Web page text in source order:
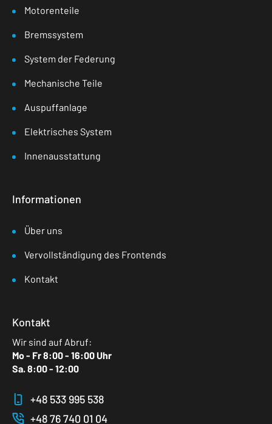
Motorenteile
Bremssystem
System der Federung
Mechanische Teile
Auspuffanlage
Elektrisches System
Innenausstattung
Informationen
Über uns
Vervollständigung des Frontends
Kontakt
Kontakt
Wir sind auf Abruf:
Mo - Fr 8:00 - 16:00 Uhr
Sa. 8:00 - 12:00
+48 533 995 538
+48 76 740 01 04